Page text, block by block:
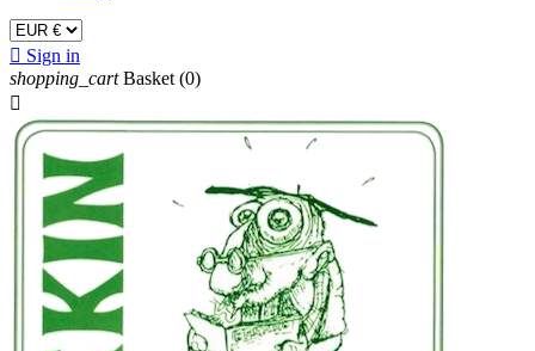
 Sign in
shopping_cart Basket (0)
